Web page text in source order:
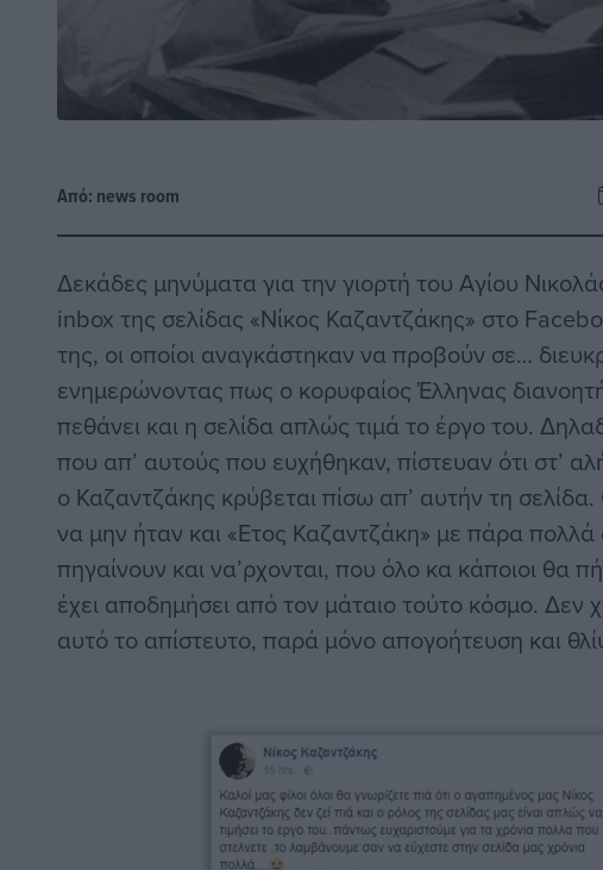
Από: news room
Δεκάδες μηνύματα για την γιορτή του Αγίου
inbox της σελίδας «Νίκος Καζαντζάκης» στο
της, οι οποίοι αναγκάστηκαν να προβούν σε…
ενημερώνοντας πως ο κορυφαίος Έλληνας
πεθάνει και η σελίδα απλώς τιμά το έργο του.
που απ’ αυτούς που ευχήθηκαν, πίστευαν ότι στ’
ο Καζαντζάκης κρύβεται πίσω απ’ αυτήν τη
να μην ήταν και «Ετος Καζαντζάκη» με πάρα
πηγαίνουν και να’ρχονται, που όλο κα κάποιοι θα
έχει αποδημήσει από τον μάταιο τούτο κόσμο. Δεν
αυτό το απίστευτο, παρά μόνο απογοήτευση και